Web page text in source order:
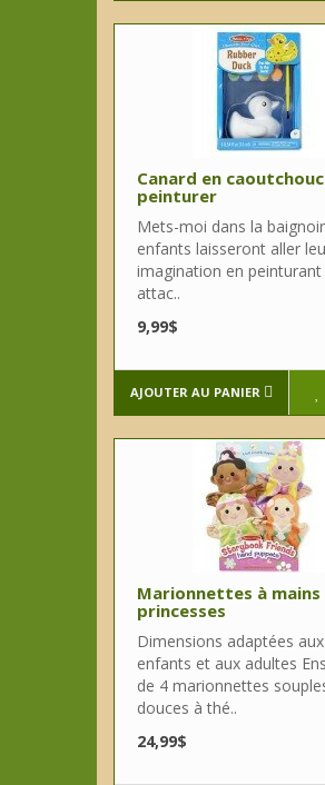
Canard en
peinturer
Mets-moi dans la
enfants laisseront aller
imagination en
attac..
9,99$
AJOUTER AU PANIER
Marionnettes à mains
princesses
Dimensions adaptées aux
enfants et aux adultes
de 4 marionnettes
douces à thé..
24,99$